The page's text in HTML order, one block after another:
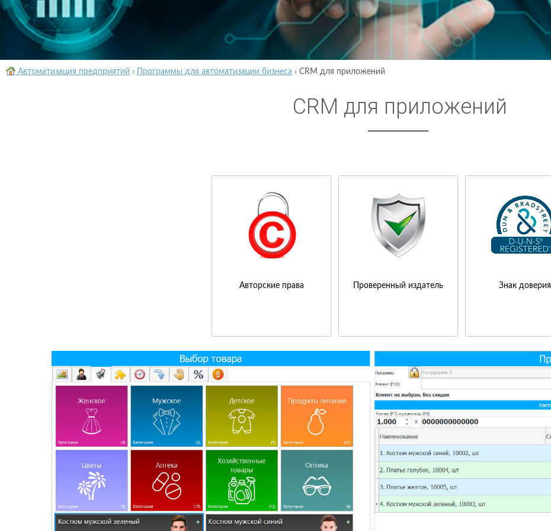
Автоматизация предприятий › Программы для автоматизации бизнеса › CRM для приложений
CRM для приложений
Авторские права Проверенный издатель Знак доверия